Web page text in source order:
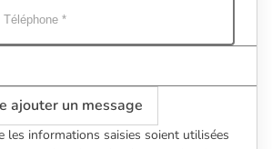
ajouter un message
les informations saisies soient utilisées